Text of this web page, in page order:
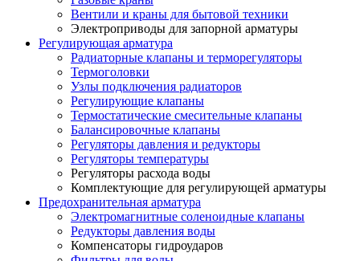
Вентили и краны для бытовой техники
Электроприводы для запорной арматуры
Регулирующая арматура
Радиаторные клапаны и терморегуляторы
Термоголовки
Узлы подключения радиаторов
Регулирующие клапаны
Термостатические смесительные клапаны
Балансировочные клапаны
Регуляторы давления и редукторы
Регуляторы температуры
Регуляторы расхода воды
Комплектующие для регулирующей арматуры
Предохранительная арматура
Электромагнитные соленоидные клапаны
Редукторы давления воды
Компенсаторы гидроударов